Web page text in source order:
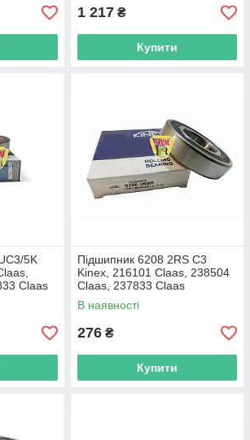
1 217 ₴
Купити
5K
Claas
Підшипник 6208 2RS C3
Kinex, 216101 Claas, 238504
Claas, 237833 Claas
В наявності
276 ₴
Купити